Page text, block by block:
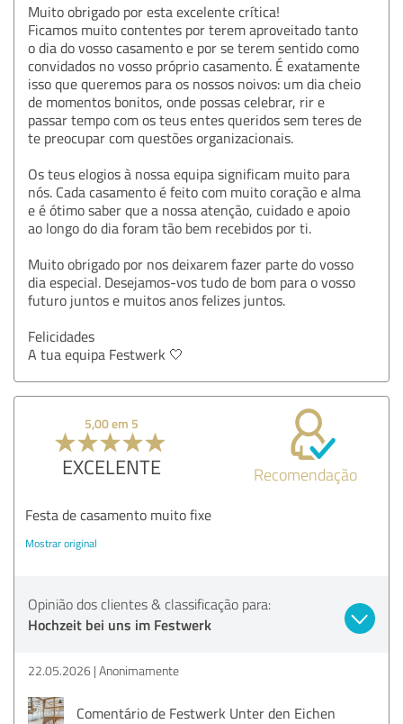
Muito obrigado por esta excelente crítica!
Ficamos muito contentes por terem aproveitado tanto
o dia do vosso casamento e por se terem sentido como
convidados no vosso próprio casamento. É exatamente
isso que queremos para os nossos noivos: um dia cheio
de momentos bonitos, onde possas celebrar, rir e
passar tempo com os teus entes queridos sem teres de
te preocupar com questões organizacionais.
Os teus elogios à nossa equipa significam muito para
nós. Cada casamento é feito com muito coração e alma
e é ótimo saber que a nossa atenção, cuidado e apoio
ao longo do dia foram tão bem recebidos por ti.
Muito obrigado por nos deixarem fazer parte do vosso
dia especial. Desejamos-vos tudo de bom para o vosso
futuro juntos e muitos anos felizes juntos.
Felicidades
A tua equipa Festwerk 🤍
5,00 em 5
EXCELENTE Recomendação
Festa de casamento muito fixe
Mostrar original
Opinião dos clientes & classificação para:
Hochzeit bei uns im Festwerk
22.05.2026 Anonimamente
Comentário de Festwerk Unter den Eichen